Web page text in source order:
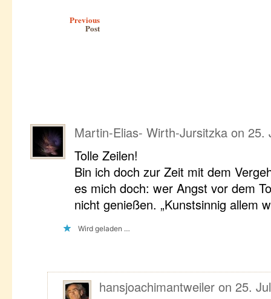
Previous
Post
Martin-Elias- Wirth-Jursitzka on 25.
Tolle Zeilen!
Bin ich doch zur Zeit mit dem
es mich doch: wer Angst vor dem
nicht genießen. „Kunstsinnig allem
Wird geladen …
hansjoachimantweiler on 25.